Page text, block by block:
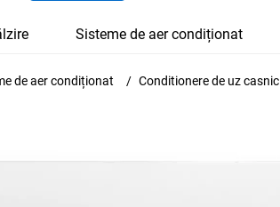
Sisteme de aer condiționat
de aer condiționat Conditionere de uz casnic